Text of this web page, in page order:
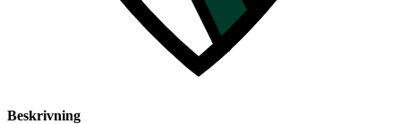
Beskrivning